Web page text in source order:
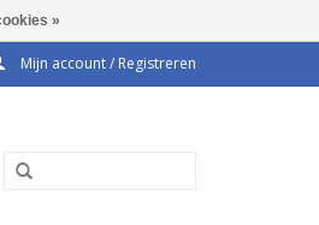
Mijn account / Registreren
»